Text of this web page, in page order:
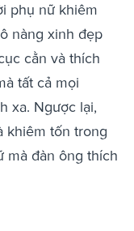
phụ nữ khiêm
nàng xinh đẹp
cằn và thích
tất cả mọi
xa. Ngược lại,
khiêm tốn trong
mà đàn ông thích